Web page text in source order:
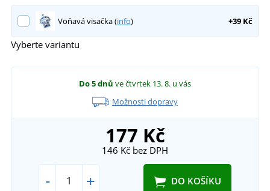
Voňavá visačka (info) +39 Kč
Vyberte variantu
Do 5 dnů ve čtvrtek 13. 8. u vás
Možnosti dopravy
177 Kč
146 Kč bez DPH
- + DO KOŠÍKU